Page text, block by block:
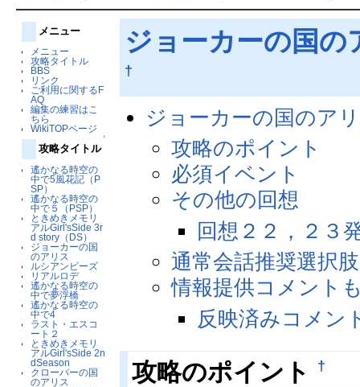
メニュー
メニュー
攻略タイトル
BBS
リンク
ご利用に関するF
AQ
編集の練習はこ
ちら
WikiTOPページ
↑
攻略タイトル
遙かなる時空の
中で5風花記（P
SP）
遙かなる時空の
中で５（PSP）
ときめきメモリ
アルGirl'sSide 3r
d story（DS）
ジョーカーの国
のアリス
ルシアンビーズ
リアルロデ
遙かなる時空の
中で夢浮橋
遙かなる時空の
中で4
ラスト・エスコ
ート２
ときめきメモリ
アルGirl'sSide 2n
dSeason
クローバーの国
のアリス
ジョーカーの国の
†
ジョーカーの国のア
攻略のポイント
必須イベント
その他の回想
回想２２，２
通常会話推奨選択肢
情報提供コメント
反映済みコメン
攻略のポイント †